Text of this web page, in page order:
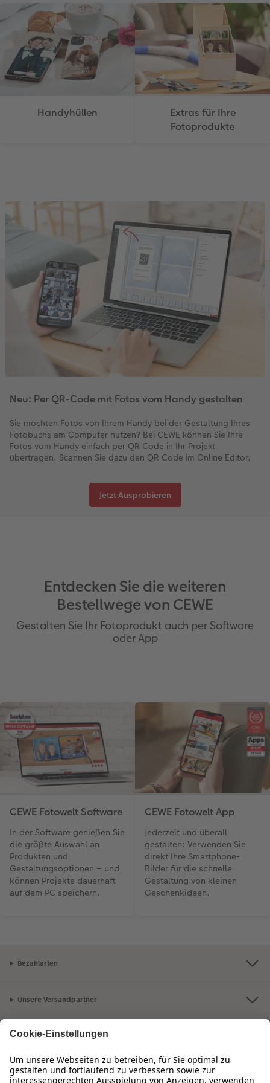
Handyhüllen
Extras für Ihre
Fotoprodukte
Neu: Per QR-Code mit Fotos vom Handy gestalten
Sie möchten Fotos von Ihrem Handy bei der Gestaltung Ihres
Fotobuchs am Computer nutzen? Bei CEWE können Sie Ihre
Fotos vom Handy einfach per QR Code in Ihr Projekt
übertragen. Scannen Sie dazu den QR Code im Online Editor.
Jetzt Ausprobieren
Entdecken Sie die weiteren
Bestellwege von CEWE
Gestalten Sie Ihr Fotoprodukt auch per Software
oder App
CEWE Fotowelt Software
In der Software genießen Sie
die größte Auswahl an
Produkten und
Gestaltungsoptionen – und
können Projekte dauerhaft
auf dem PC speichern.
CEWE Fotowelt App
Jederzeit und überall
gestalten: Verwenden Sie
direkt Ihre Smartphone-
Bilder für die schnelle
Gestaltung von kleinen
Geschenkideen.
Bezahlarten
Unsere Versandpartner
Qualität & Sicherheit
Zertifizierungen & Initiativen